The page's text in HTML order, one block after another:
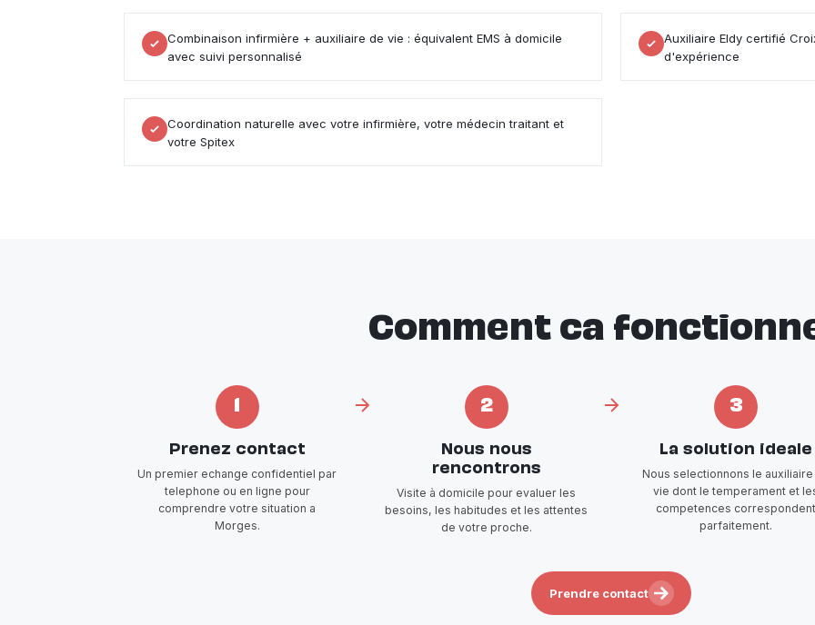
Combinaison infirmière + auxiliaire de vie : équivalent EMS à domicile
avec suivi personnalisé
Auxiliaire Eldy certifié
d'expérience
Coordination naturelle avec votre infirmière, votre médecin traitant et
votre Spitex
Comment ca
Prenez contact
Un premier echange confidentiel par
telephone ou en ligne pour
comprendre votre situation a
Morges.
2
Nous nous
rencontrons
Visite à domicile pour evaluer les
besoins, les habitudes et les attentes
de votre proche.
3
La solution ideale
Nous selectionnons le
vie dont le temperament et
competences
parfaitement.
Prendre contact